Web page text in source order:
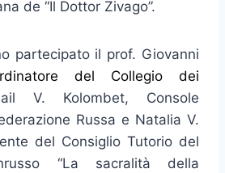
de “Il Dottor Zivago”.
partecipato il prof. Giovanni
del Collegio dei
V. Kolombet, Console
Russa e Natalia V.
del Consiglio Tutorio del
“La sacralità della